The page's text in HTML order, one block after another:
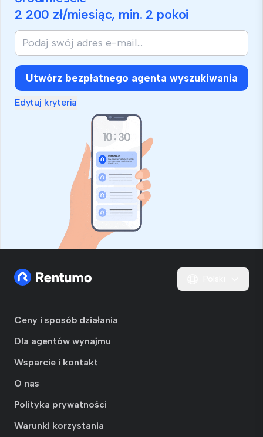
2 200 zł/miesiąc, min. 2 pokoi
Utwórz bezpłatnego agenta wyszukiwania
Edytuj kryteria
Ceny i sposób działania
Dla agentów wynajmu
Wsparcie i kontakt
O nas
Polityka prywatności
Warunki korzystania